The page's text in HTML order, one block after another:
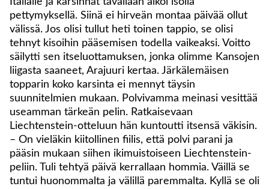
pettymyksellä. Siinä ei hirveän montaa päivää ollut
välissä. Jos olisi tullut heti toinen tappio, se olisi
tehnyt kisoihin pääsemisen todella vaikeaksi. Voitto
säilytti sen itseluottamuksen, jonka olimme Kansojen
liigasta saaneet, Arajuuri kertaa. Järkälemäisen
topparin koko karsinta ei mennyt täysin
suunnitelmien mukaan. Polvivamma meinasi vesittää
useamman tärkeän pelin. Ratkaisevaan
Liechtenstein-otteluun hän kuntoutti itsensä väkisin.
– On vieläkin kiitollinen fiilis, että polvi parani ja
pääsin mukaan siihen ikimuistoiseen Liechtenstein-
peliin. Tuli tehtyä päivä kerrallaan hommia. Väillä se
tuntui huonommalta ja välillä paremmalta. Kyllä se oli